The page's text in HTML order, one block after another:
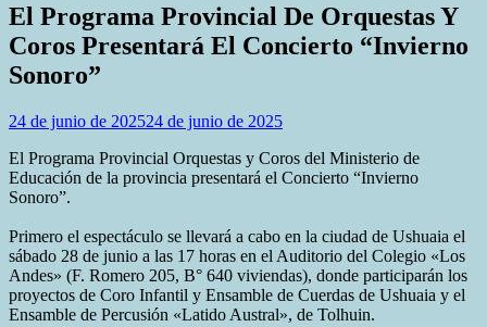
El Programa Provincial De Orquestas Y
Coros Presentará El Concierto “Invierno
Sonoro”
24 de junio de 202524 de junio de 2025
El Programa Provincial Orquestas y Coros del Ministerio de
Educación de la provincia presentará el Concierto “Invierno
Sonoro”.
Primero el espectáculo se llevará a cabo en la ciudad de Ushuaia el
sábado 28 de junio a las 17 horas en el Auditorio del Colegio «Los
Andes» (F. Romero 205, B° 640 viviendas), donde participarán los
proyectos de Coro Infantil y Ensamble de Cuerdas de Ushuaia y el
Ensamble de Percusión «Latido Austral», de Tolhuin.